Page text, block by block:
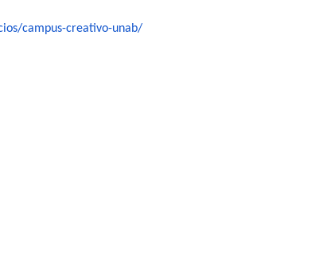
campus-creativo-unab/